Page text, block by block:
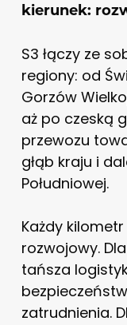
kierunek:
S3 łączy ze
regiony: od
Gorzów
aż po czeską
przewozu
głąb kraju i
Południowej.
Każdy
rozwojowy.
tańsza
zatrudnienia.